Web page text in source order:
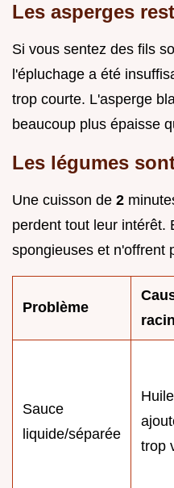
Les asperges
Si vous sentez des fils
l'épluchage a été
trop courte. L'asperge
beaucoup plus épaisse
Les légumes
Une cuisson de 2
perdent tout leur intérêt.
spongieuses et n'offrent
Problème
Sauce
liquide/séparée
Huile
trop